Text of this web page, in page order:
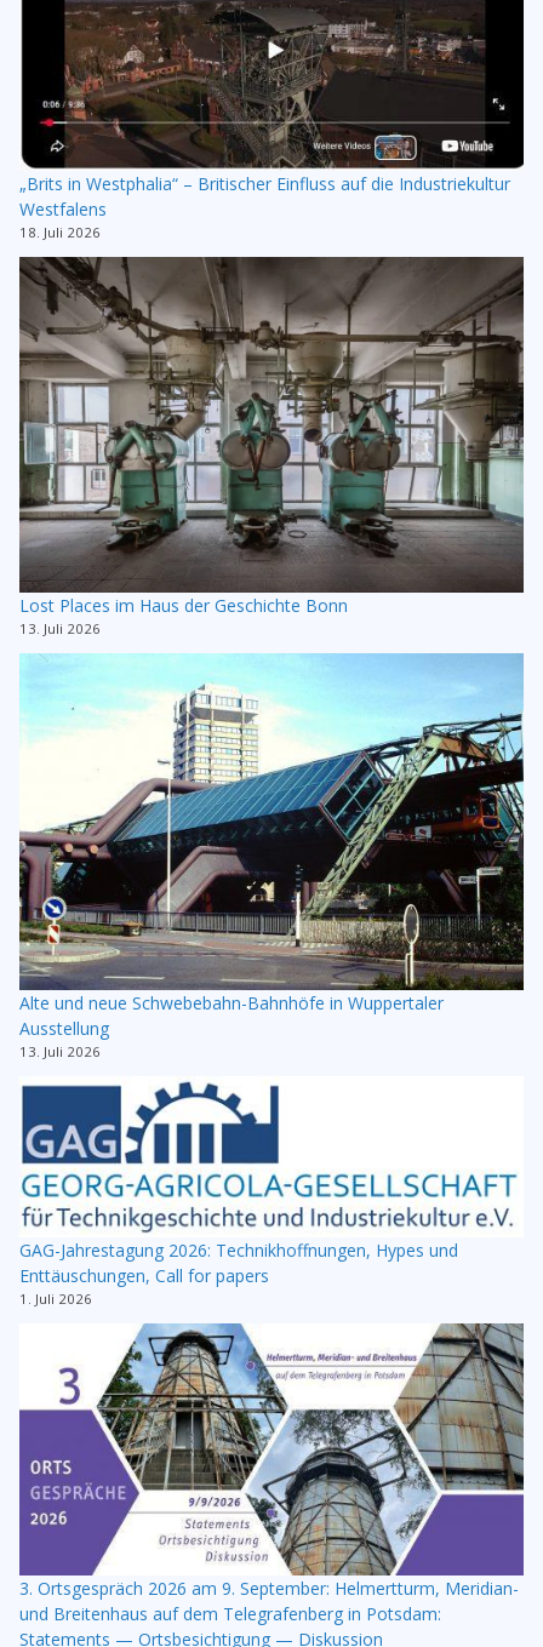
„Brits in Westphalia“ – Britischer Einfluss auf die Industriekultur
Westfalens
18. Juli 2026
Lost Places im Haus der Geschichte Bonn
13. Juli 2026
Alte und neue Schwebebahn-Bahnhöfe in Wuppertaler
Ausstellung
13. Juli 2026
GAG-Jahrestagung 2026: Technikhoffnungen, Hypes und
Enttäuschungen, Call for papers
1. Juli 2026
3. Ortsgespräch 2026 am 9. September: Helmertturm, Meridian-
und Breitenhaus auf dem Telegrafenberg in Potsdam:
Statements — Ortsbesichtigung — Diskussion